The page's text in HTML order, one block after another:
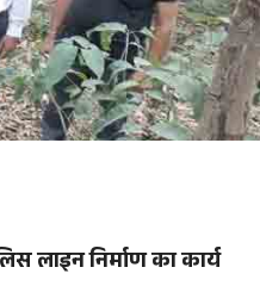
लाइन निर्माण का कार्य